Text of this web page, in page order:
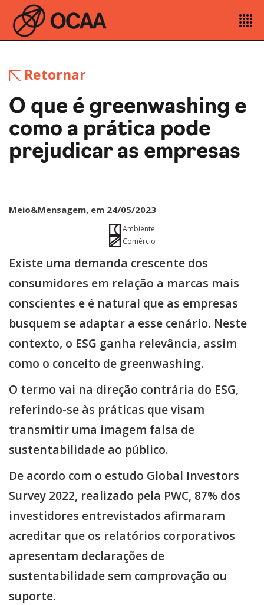
Retornar
O que é greenwashing e
como a prática pode
prejudicar as empresas
Meio&Mensagem, em 24/05/2023
Ambiente
Comércio
Existe uma demanda crescente dos
consumidores em relação a marcas mais
conscientes e é natural que as empresas
busquem se adaptar a esse cenário. Neste
contexto, o ESG ganha relevância, assim
como o conceito de greenwashing.
O termo vai na direção contrária do ESG,
referindo-se às práticas que visam
transmitir uma imagem falsa de
sustentabilidade ao público.
De acordo com o estudo Global Investors
Survey 2022, realizado pela PWC, 87% dos
investidores entrevistados afirmaram
acreditar que os relatórios corporativos
apresentam declarações de
sustentabilidade sem comprovação ou
suporte.